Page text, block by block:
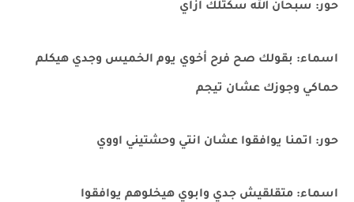
حور: سبحان الله سكتلك ازاي
اسماء: بقولك صح فرح أخوي يوم الخميس وجدي هيكلم
حماكي وجوزك عشان تيجم
حور: اتمنا يوافقوا عشان انتي وحشتيني اووي
اسماء: متقلقيش جدي وابوي هيخلوهم يوافقوا